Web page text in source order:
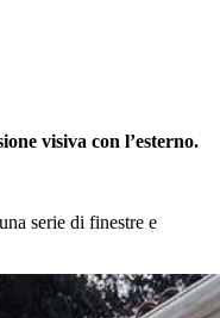
visiva con l’esterno.
serie di finestre e